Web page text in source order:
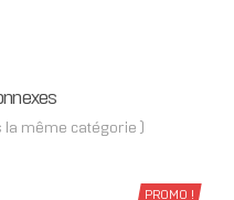
la même catégorie )
PROMO !